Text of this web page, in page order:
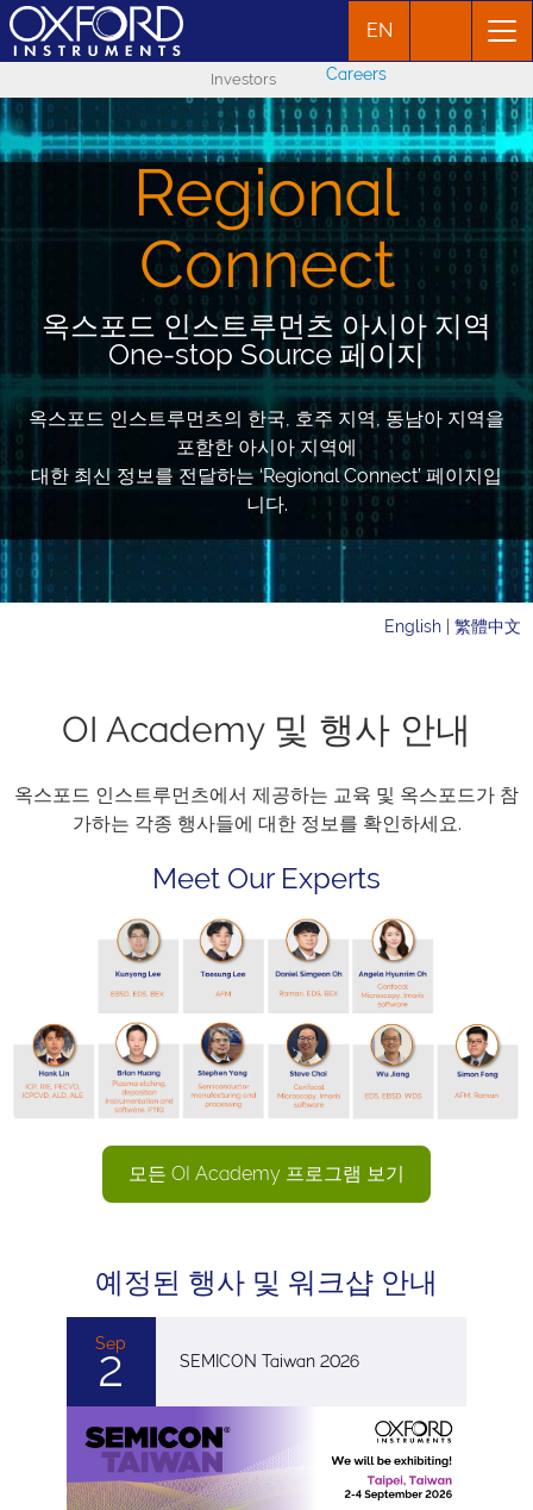
EN
Investors Careers
Regional
Connect
옥스포드 인스트루먼츠 아시아 지역
One-stop Source 페이지
옥스포드 인스트루먼츠의 한국, 호주 지역, 동남아 지역을
포함한 아시아 지역에
대한 최신 정보를 전달하는 ‘Regional Connect’ 페이지입
니다.
English 繁體中文
OI Academy 및 행사 안내
옥스포드 인스트루먼츠에서 제공하는 교육 및 옥스포드가 참
가하는 각종 행사들에 대한 정보를 확인하세요.
Meet Our Experts
모든 OI Academy 프로그램 보기
예정된 행사 및 워크샵 안내
Sep
2 SEMICON Taiwan 2026